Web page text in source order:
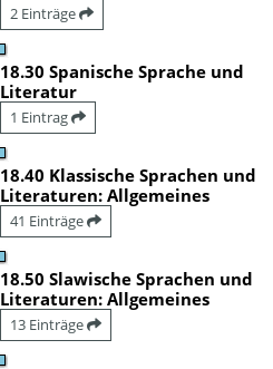
2 Einträge
18.30 Spanische Sprache und
Literatur
1 Eintrag
18.40 Klassische Sprachen und
Literaturen: Allgemeines
41 Einträge
18.50 Slawische Sprachen und
Literaturen: Allgemeines
13 Einträge